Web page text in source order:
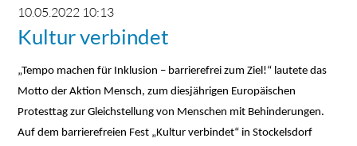
10.05.2022 10:13
Kultur verbindet
„Tempo machen für Inklusion – barrierefrei zum Ziel!“ lautete das
Motto der Aktion Mensch, zum diesjährigen Europäischen
Protesttag zur Gleichstellung von Menschen mit Behinderungen.
Auf dem barrierefreien Fest „Kultur verbindet“ in Stockelsdorf